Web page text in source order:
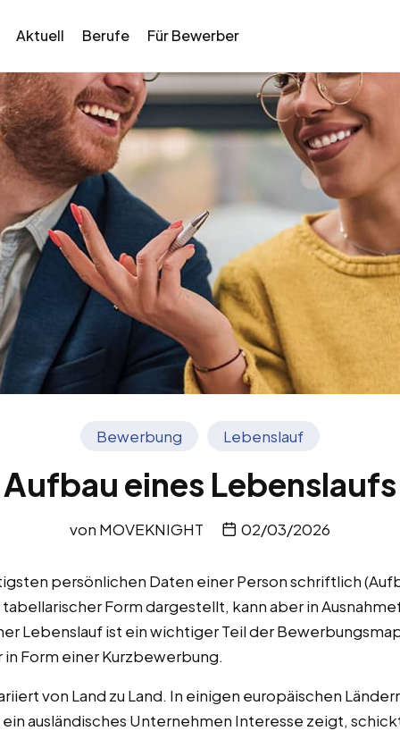
Aktuell Berufe Für Bewerber
Bewerbung Lebenslauf
Aufbau eines Lebenslaufs
von MOVEKNIGHT 02/03/2026
persönlichen Daten einer Person schriftlich
Form dargestellt, kann aber in
Lebenslauf ist ein wichtiger Teil der
Form einer Kurzbewerbung.
von Land zu Land. In einigen europäischen
ausländisches Unternehmen Interesse zeigt,